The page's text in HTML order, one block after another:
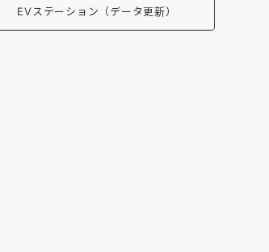
EVステーション（データ更新）